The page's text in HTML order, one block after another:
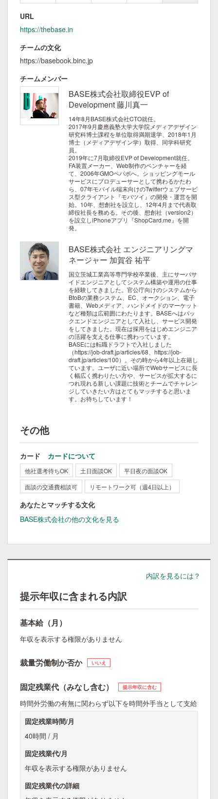
URL
https://thebase.in
チームの文化
https://basebook.binc.jp
チームメンバー
BASE株式会社取締役EVP of
Development 藤川真一
14年8月BASE株式会社CTO就任。
2017年9月慶應義塾大学大学院メディアデザイン
研究科博士課程を単位取得満期退学、2018年1月
博士（メディアデザイン学）取得、同学科研究
員。
2019年に7月取締役EVP of Development就任。
FA装置メーカー、Web制作のベンチャーを経
て、2006年GMOペパボへ。ショッピングモール
サービスにプロデューサーとして携わるかたわ
ら、07年モバイル端末向けのTwitterウェブサービ
ス型クライアント『モバツイ』の開発・運営を開
始。10年、想創社を設立し、12年4月まで代表取
締役社長を務める。その後、想創社（version2）
を設立しiPhoneアプリ『ShopCard.me』を開
発。
BASE株式会社 エンジニアリングマ
ネージャー 加賀谷 祐平
国立茨城工業高等専門学校卒業後、主にサーバサ
イドエンジニアとしてシステム構築や運用の仕事
を経験してきました。官公庁向けのシステムから
BtoBの業務システム、EC、オークション、電子
書籍、Webメディア、ハンドメイドのマーケット
など種類は広範囲にわたります。BASEへはバッ
クエンドエンジニアとして入社し、サービス開発
をしてきました。現在は採用をはじめエンジニア
の活躍を支える仕事に携わっています。
BASEには転職ドラフトで入社しました
（https://job-draft.jp/articles/68、https://job-
draft.jp/articles/100）。その時から4年以上在籍し
ています。ユーザに近い場所でWebサービスに長
く幅広く携わりたい方や、サービスが拡大するに
つれ現れる新しい課題に技術とチームでチャレン
ジしていきたい方はとてもマッチすると思いま
す。お待ちしています！
その他
カード カードについて
他社選考待ちOK 土日面談OK
平日夜の面談OK
面談の交通費相談可
リモートワーク可（週4日以上）
あなたとマッチする文化
BASE株式会社の他の文化を見る
内訳を見るには？
提示年収に含まれる内訳
基本給（月）
年収を表示する権限がありません
裁量労働制か否か いいえ
固定残業代（みなし含む） 提示年収に含む
時間外労働の有無に関わらず以下を時間外手当として支給
固定残業時間/月
40時間 / 月
固定残業代/月
年収を表示する権限がありません
固定残業代の詳細